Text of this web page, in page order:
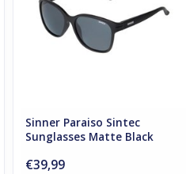
Sinner Paraiso Sintec
Sunglasses Matte Black
€39,99